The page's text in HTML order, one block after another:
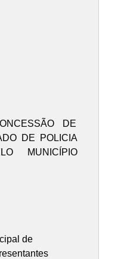
DE
DE POLICIA
MUNICÍPIO
de